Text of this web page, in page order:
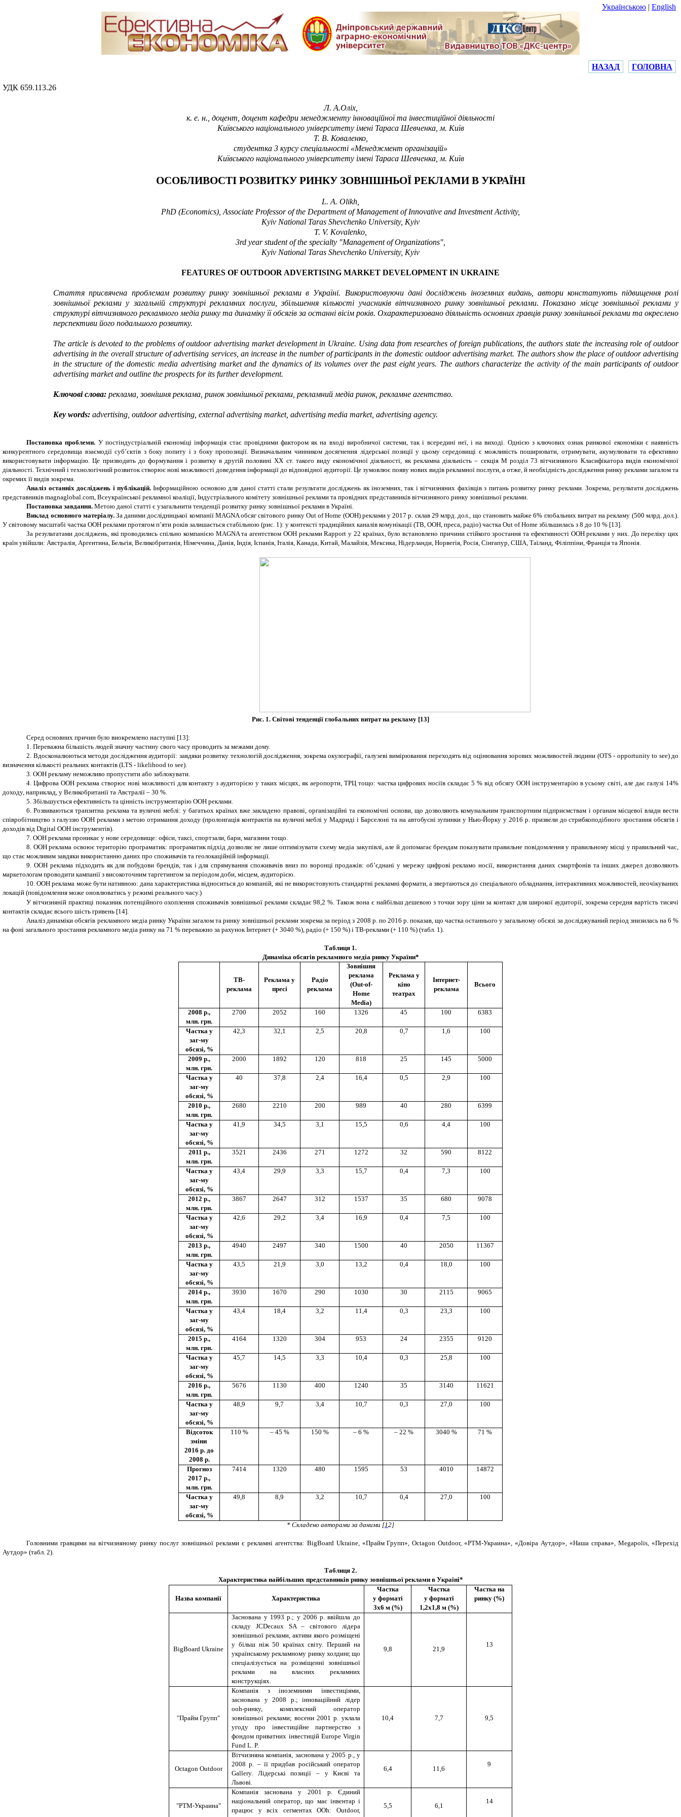
Українською | English
НАЗАД ГОЛОВНА
УДК 659.113.26
Л. А.Оліх,
к. е. н., доцент, доцент кафедри менеджменту інноваційної та інвестиційної діяльності
Київського національного університету імені Тараса Шевченка, м. Київ
Т. В. Коваленко,
студентка 3 курсу спеціальності «Менеджмент організацій»
Київського національного університету імені Тараса Шевченка, м. Київ
ОСОБЛИВОСТІ РОЗВИТКУ РИНКУ ЗОВНІШНЬОЇ РЕКЛАМИ В УКРАЇНІ
L. A. Olikh,
PhD (Economics), Associate Professor of the Department of Management of Innovative and Investment Activity,
Kyiv National Taras Shevchenko University, Kyiv
T. V. Kovalenko,
3rd year student of the specialty "Management of Organizations",
Kyiv National Taras Shevchenko University, Kyiv
FEATURES OF OUTDOORADVERTISING MARKET DEVELOPMENT IN UKRAINE
Стаття присвячена проблемам розвитку ринку зовнішньої реклами в Україні. Використовуючи дані досліджень іноземних видань, автори констатують підвищення ролі
зовнішньої реклами у загальній структурі рекламних послуги, збільшення кількості учасників вітчизняного ринку зовнішньої реклами. Показано місце зовнішньої реклами у
структурі вітчизняного рекламного медіа ринку та динаміку її обсягів за останні вісім років. Охарактеризовано діяльність основних гравців ринку зовнішньої реклами та окреслено
перспективи його подальшого розвитку.
The article is devoted to the problems of outdoor advertising market development in Ukraine. Using data from researches of foreign publications, the authors state the increasing role of outdoor
advertising in the overall structure of advertising services, an increase in the number of participants in the domestic outdoor advertising market. The authors show the place of outdoor advertising
in the structure of the domestic media advertising market and the dynamics of its volumes over the past eight years. The authors characterize the activity of the main participants of outdoor
advertising market and outline the prospects for its further development.
Ключові слова: реклама, зовнішня реклама, ринок зовнішньої реклами, рекламний медіа ринок, рекламне агентство.
Key words: advertising, outdoor advertising, external advertising market, advertising media market, advertising agency.
Постановка проблеми. У постіндустріальній економіці інформація стає провідними фактором як на вході виробничої системи, так і всередині неї, і на виході. Однією з ключових ознак ринкової економіки є наявність
конкурентного середовища взаємодії суб’єктів з боку попиту і з боку пропозиції. Визначальним чинником досягнення лідерської позиції у цьому середовищі є можливість поширювати, отримувати, акумулювати та ефективно
використовувати інформацію. Це призводить до формування і розвитку в другій половині ХХ ст. такого виду економічної діяльності, як рекламна діяльність – секція М розділ 73 вітчизняного Класифікатора видів економічної
діяльності. Технічний і технологічний розвиток створює нові можливості доведення інформації до відповідної аудиторії. Це зумовлює появу нових видів рекламної послуги, а отже, й необхідність дослідження ринку реклами загалом та
окремих її видів зокрема.
Аналіз останніх досліджень і публікацій.Інформаційною основою для даної статті стали результати досліджень як іноземних, так і вітчизняних фахівців з питань розвитку ринку реклами. Зокрема, результати досліджень
представників magnaglobal.com, Всеукраїнської рекламної коаліції, Індустріального комітету зовнішньої реклами та провідних представників вітчизняного ринку зовнішньої реклами.
Постановка завдання.Метою даної статті є узагальнити тенденції розвитку ринку зовнішньої реклами в Україні.
Виклад основного матеріалу.За даними дослідницької компанії MAGNA обсяг світового ринку Out of Home (OOH) реклами у 2017 р. склав 29 млрд. дол., що становить майже 6% глобальних витрат на рекламу (500 млрд. дол.).
У світовому масштабі частка ООН реклами протягом п’яти років залишається стабільною (рис. 1): у контексті традиційних каналів комунікації (ТВ, ООН, преса, радіо) частка Out of Home збільшилась з 8 до 10 % [13].
За результатами досліджень, які проводились спільно компанією MAGNA та агентством OOH реклами Rapport у 22 країнах, було встановлено причини стійкого зростання та ефективності ООН реклами у них. До переліку цих
країн увійшли: Австралія, Аргентина, Бельгія, Великобританія, Німеччина, Данія, Індія, Іспанія, Італія, Канада, Китай, Малайзія, Мексика, Нідерланди, Норвегія, Росія, Сінгапур, США, Таїланд, Філіппіни, Франція та Японія.
Рис. 1. Світові тенденції глобальних витрат на рекламу [13]
Серед основних причин було виокремлено наступні [13]:
1. Переважна більшість людей значну частину свого часу проводить за межами дому.
2. Вдосконалюються методи дослідження аудиторії: завдяки розвитку технологій дослідження, зокрема окулографії, галузеві вимірювання переходять від оцінювання зорових можливостей людини (OTS ‑ opportunity to see) до
визначення кількості реальних контактів (LTS ‑ likelihood to see).
3. ООН рекламу неможливо пропустити або заблокувати.
4. Цифрова ООН реклама створює нові можливості для контакту з аудиторією у таких місцях, як аеропорти, ТРЦ тощо: частка цифрових носіїв складає 5 % від обсягу ООН інструментарію в усьому світі, але дає галузі 14%
доходу, наприклад, у Великобританії та Австралії – 30 %.
5. Збільшується ефективність та цінність інструментарію ООН реклами.
6. Розвиваються транзитна реклама та вуличні меблі: у багатьох країнах вже закладено правові, організаційні та економічні основи, що дозволяють комунальним транспортним підприємствам і органам місцевої влади вести
співробітництво з галуззю ООН реклами з метою отримання доходу (пролонгація контрактів на вуличні меблі у Мадриді і Барселоні та на автобусні зупинки у Нью-Йорку у 2016 р. призвели до стрибкоподібного зростання обсягів і
доходів від Digital ООН інструментів).
7. ООН реклама проникає у нове середовище: офіси, таксі, спортзали, бари, магазини тощо.
8. ООН реклама освоює територію програматик: програматик підхід дозволяє не лише оптимізувати схему медіа закупівлі, але й допомагає брендам показувати правильне повідомлення у правильному місці у правильний час,
що стає можливим завдяки використанню даних про споживачів та геолокаційній інформації.
9. ООН реклама підходить як для побудови брендів, так і для спрямування споживачів вниз по воронці продажів: об’єднані у мережу цифрові рекламо носії, використання даних смартфонів та інших джерел дозволяють
маркетологам проводити кампанії з високоточним таргетингом за періодом доби, місцем, аудиторією.
10. ООН реклама може бути нативною: дана характеристика відноситься до компаній, які не використовують стандартні рекламні формати, а звертаються до спеціального обладнання, інтерактивних можливостей, неочікуваних
локацій (повідомлення може оновлюватись у режимі реального часу.)
У вітчизняній практиці показник потенційного охоплення споживачів зовнішньої реклами складає 98,2 %. Також вона є найбільш дешевою з точки зору ціни за контакт для широкої аудиторії, зокрема середня вартість тисячі
контактів складає всього шість гривень [14].
Аналіз динаміки обсягів рекламного медіа ринку України загалом та ринку зовнішньої реклами зокрема за період з 2008 р. по 2016 р. показав, що частка останнього у загальному обсязі за досліджуваний період знизилась на 6 %
на фоні загального зростання рекламного медіа ринку на 71 % переважно за рахунок Інтернет (+ 3040 %), радіо (+ 150 %) і ТВ-реклами (+ 110 %) (табл. 1).
Таблиця 1.
Динаміка обсягів рекламного медіа ринку України*
ТВ-
реклама
Реклама у
пресі
Радіо
реклама
Зовнішня
реклама
(Out-of-
Home
Media)
Реклама у
кіно
театрах
Інтернет-
реклама
Всього
2008 р.,
млн. грн.
2700 2052 160 1326 45 100 6383
Частка у
заг-му
обсязі, %
42,3 32,1 2,5 20,8 0,7 1,6 100
2009 р.,
млн. грн.
2000 1892 120 818 25 145 5000
Частка у
заг-му
обсязі, %
40 37,8 2,4 16,4 0,5 2,9 100
2010 р.,
млн. грн.
2680 2210 200 989 40 280 6399
Частка у
заг-му
обсязі, %
41,9 34,5 3,1 15,5 0,6 4,4 100
2011 р.,
млн. грн.
3521 2436 271 1272 32 590 8122
Частка у
заг-му
обсязі, %
43,4 29,9 3,3 15,7 0,4 7,3 100
2012 р.,
млн. грн.
3867 2647 312 1537 35 680 9078
Частка у
заг-му
обсязі, %
42,6 29,2 3,4 16,9 0,4 7,5 100
2013 р.,
млн. грн.
4940 2497 340 1500 40 2050 11367
Частка у
заг-му
обсязі, %
43,5 21,9 3,0 13,2 0,4 18,0 100
2014 р.,
млн. грн.
3930 1670 290 1030 30 2115 9065
Частка у
заг-му
обсязі, %
43,4 18,4 3,2 11,4 0,3 23,3 100
2015 р.,
млн. грн.
4164 1320 304 953 24 2355 9120
Частка у
заг-му
обсязі, %
45,7 14,5 3,3 10,4 0,3 25,8 100
2016 р.,
млн. грн.
5676 1130 400 1240 35 3140 11621
Частка у
заг-му
обсязі, %
48,9 9,7 3,4 10,7 0,3 27,0 100
Відсоток
зміни
2016 р. до
2008 р.
110 % – 45 % 150 % – 6 % – 22 % 3040 % 71 %
Прогноз
2017 р.,
млн. грн.
7414 1320 480 1595 53 4010 14872
Частка у
заг-му
обсязі, %
49,8 8,9 3,2 10,7 0,4 27,0 100
* Складено авторами за даними [12]
Головними гравцями на вітчизняному ринку послуг зовнішньої реклами є рекламні агентства: BigBoard Ukraine, «Прайм Групп», Octagon Outdoor, «РТМ-Украина», «Довіра Аутдор», «Наша справа», Megapolis, «Перехід
Аутдор» (табл. 2).
Таблиця 2.
Характеристика найбільших представників ринку зовнішньої реклами в Україні*
Назва компанії Характеристика
Частка
у форматі
3х6 м (%)
Частка
у форматі
1,2х1,8 м (%)
Частка на
ринку (%)
BigBoard Ukraine
Заснована у 1993 р.; у 2006 р. ввійшла до
складу JCDecaux SA – світового лідера
зовнішньої реклами, активи якого розміщені
у більш ніж 50 країнах світу. Перший на
українському рекламному ринку холдинг, що
спеціалізується на розміщенні зовнішньої
реклами на власних рекламних
конструкціях.
9,8 21,9
13
"Прайм Групп"
Компанія з іноземними інвестиціями,
заснована у 2008 р.; інноваційний лідер
ooh-ринку, комплексний оператор
зовнішньої реклами; восени 2001 р. уклала
угоду про інвестиційне партнерство з
фондом приватних інвестицій Europe Virgin
Fund L. P.
10,4 7,7 9,5
Octagon Outdoor
Вітчизняна компанія, заснована у 2005 р., у
2008 р. – її придбав російський оператор
Gallery. Лідерські позиції – у Києві та
Львові.
6,4 11,6
9
"РТМ-Украина"
Компанія заснована у 2001 р. Єдиний
національний оператор, що має інвентар і
працює у всіх сегментах OOh: Outdoor,
5,5 6,1
14